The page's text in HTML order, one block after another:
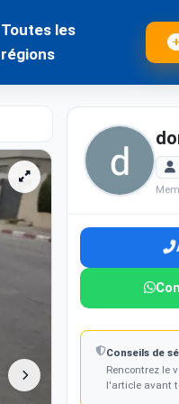
Toutes les
régions
Conseils de
Rencontrez le
l'article avant